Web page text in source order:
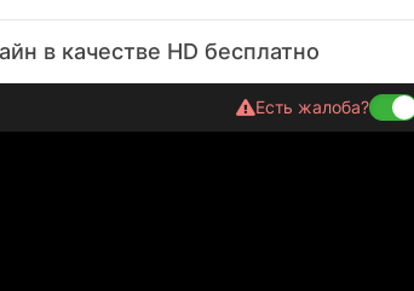
в качестве HD бесплатно
Есть жалоба?